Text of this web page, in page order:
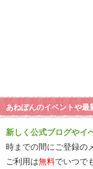
あねぼんのイベントや最
新しく公式ブログやイ
時までの間にご登録の
ご利用は無料でいつで